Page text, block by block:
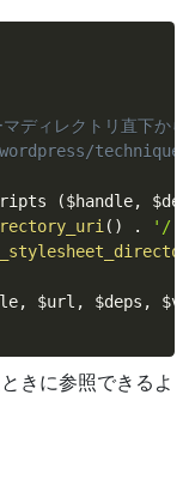
ィレクトリ直下から
($handle,
( ) .
'/'
, $url , $deps ,
きに参照できるよ